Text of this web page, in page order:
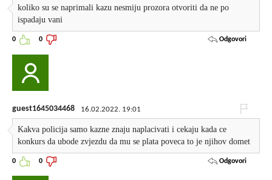
koliko su se naprimali kazu nesmiju prozora otvoriti da ne po
ispadaju vani
0 0 Odgovori
guest1645034468 16.02.2022. 19:01
Kakva policija samo kazne znaju naplacivati i cekaju kada ce
konkurs da ubode zvjezdu da mu se plata poveca to je njihov domet
0 0 Odgovori